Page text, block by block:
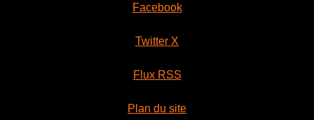
Facebook
Twitter X
Flux RSS
Plan du site